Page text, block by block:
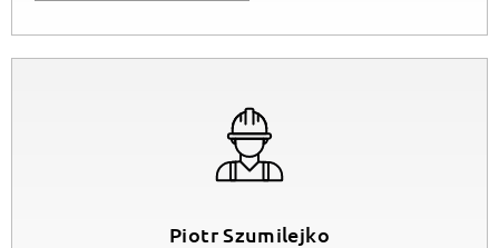
Piotr Szumilejko